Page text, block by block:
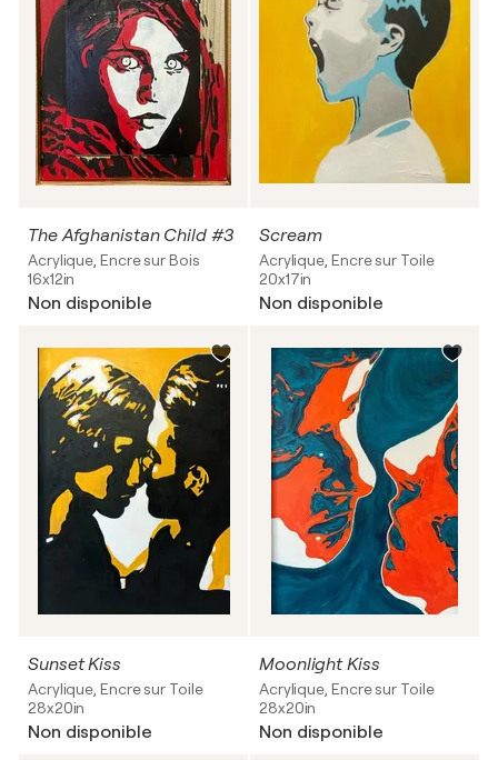
The Afghanistan Child #3
Acrylique, Encre sur Bois
16x12in
Non disponible
Scream
Acrylique, Encre sur Toile
20x17in
Non disponible
Sunset Kiss
Acrylique, Encre sur Toile
28x20in
Non disponible
Moonlight Kiss
Acrylique, Encre sur Toile
28x20in
Non disponible